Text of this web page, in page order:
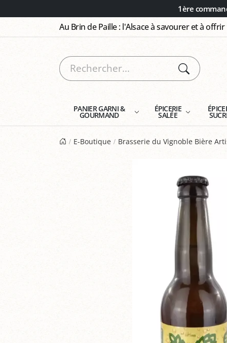
1ère
Au Brin de Paille : l'Alsace à savourer et à offrir
PANIER GARNI &
GOURMAND
ÉPICERIE
SALÉE
E-Boutique Brasserie du Vignoble Bière